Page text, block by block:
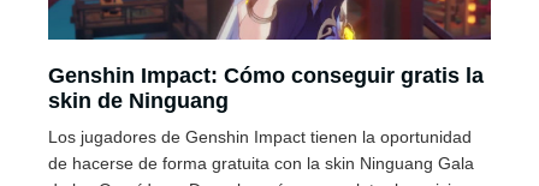
Genshin Impact: Cómo conseguir gratis la
skin de Ninguang
Los jugadores de Genshin Impact tienen la oportunidad
de hacerse de forma gratuita con la skin Ninguang Gala